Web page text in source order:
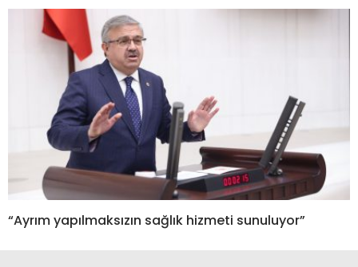
“Ayrım yapılmaksızın sağlık hizmeti sunuluyor”